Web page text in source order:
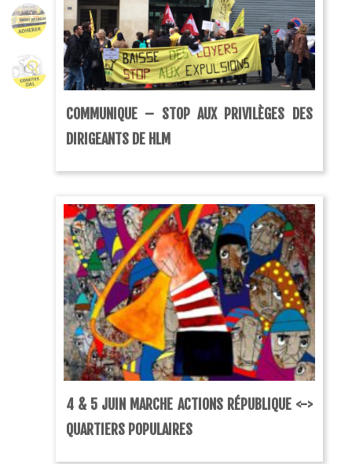
COMMUNIQUE – STOP AUX PRIVILÈGES DES
DIRIGEANTS DE HLM
4 & 5 JUIN MARCHE ACTIONS RÉPUBLIQUE <->
QUARTIERS POPULAIRES